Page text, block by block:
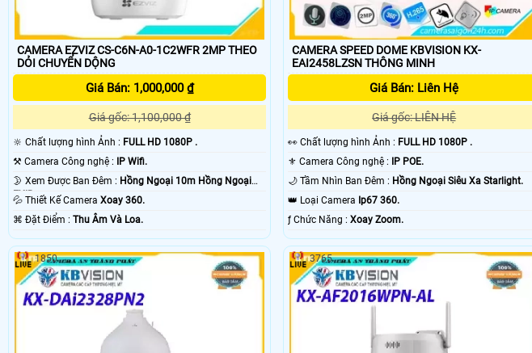
CAMERA EZVIZ CS-C6N-A0-1C2WFR 2MP THEO
DỎI CHUYỂN DỘNG
Giá Bán: 1,000,000 ₫
Giá gốc: 1,100,000 ₫
🔆 Chất lượng hình Ảnh : FULL HD 1080P .
⚒ Camera Công nghệ : IP Wifi.
🌛 Xem Được Ban Đêm : Hồng Ngoại 10m Hồng Ngoại
EXIR.💦 Thiết Kế Camera Xoay 360.
️⌘ Đặt Điểm : Thu Âm Và Loa.
CAMERA SPEED DOME KBVISION KX-
EAI2458LZSN THÔNG MINH
Giá Bán: Liên Hệ
Giá gốc: LIÊN HỆ
️👀 Chất lượng hình Ảnh : FULL HD 1080P .
⚜️ Camera Công nghệ : IP POE.
🌙 Tầm Nhìn Ban Đêm : Hồng Ngoại Siêu Xa Starlight.
👑 Loại Camera Ip67 360.
️ƒ Chức Năng : Xoay Zoom.
1850 3765